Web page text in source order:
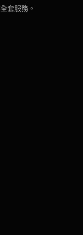
套服務。